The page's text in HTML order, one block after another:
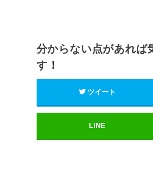
分からない点があれば
す！
ツイート
LINE